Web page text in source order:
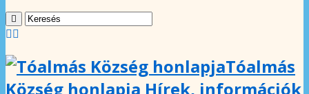
Tóalmás
Község honlapja Hírek, információk